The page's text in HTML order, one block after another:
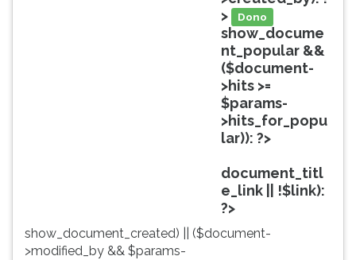
>
Dono
show_docume
nt_popular &&
($document-
>hits >=
$params-
>hits_for_popu
lar)): ?>
document_titl
e_link || !$link):
?>
show_document_created) || ($document-
>modified_by && $params-